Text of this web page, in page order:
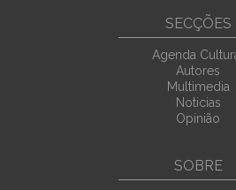
SECÇÕES
Agenda
Autores
Multimedia
Noticias
Opinião
SOBRE